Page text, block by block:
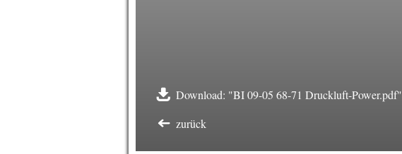
Download: "BI 09-05 68-71 Druckluft-Power.pdf"
zurück